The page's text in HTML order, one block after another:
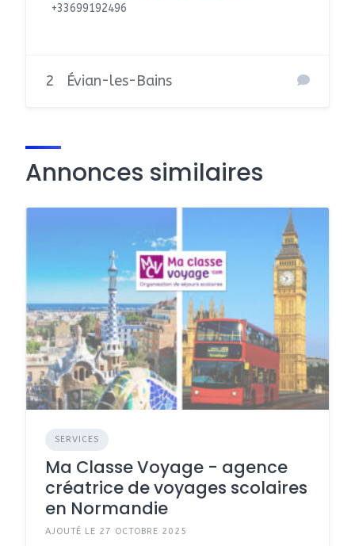
+33699192496
2 Évian-les-Bains
Annonces similaires
SERVICES
Ma Classe Voyage - agence
créatrice de voyages scolaires
en Normandie
AJOUTÉ LE 27 OCTOBRE 2025